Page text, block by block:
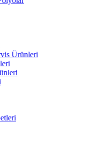
Ürünleri